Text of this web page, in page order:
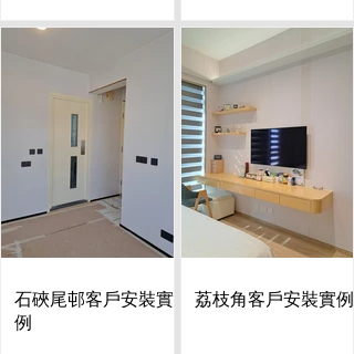
石硤尾邨客戶安裝實
例
荔枝角客戶安裝實例